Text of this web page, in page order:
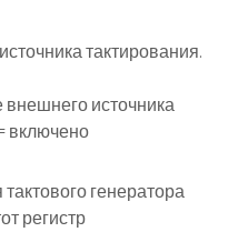
тактирования.
источника
включено
тактового генератора
регистр